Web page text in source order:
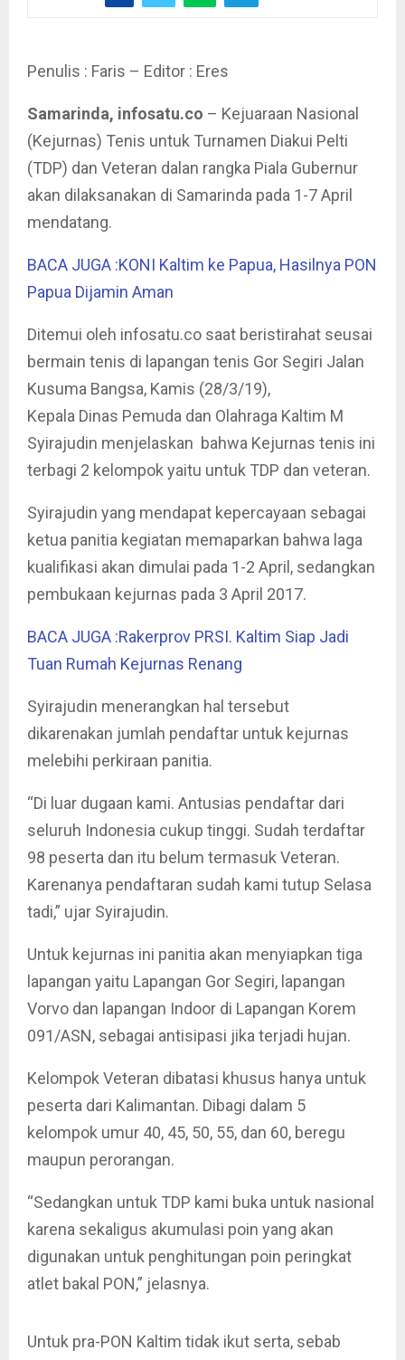
Penulis : Faris – Editor : Eres
Samarinda, infosatu.co – Kejuaraan Nasional
(Kejurnas) Tenis untuk Turnamen Diakui Pelti
(TDP) dan Veteran dalan rangka Piala Gubernur
akan dilaksanakan di Samarinda pada 1-7 April
mendatang.
BACA JUGA :KONI Kaltim ke Papua, Hasilnya PON
Papua Dijamin Aman
Ditemui oleh infosatu.co saat beristirahat seusai
bermain tenis di lapangan tenis Gor Segiri Jalan
Kusuma Bangsa, Kamis (28/3/19),
Kepala Dinas Pemuda dan Olahraga Kaltim M
Syirajudin menjelaskan bahwa Kejurnas tenis ini
terbagi 2 kelompok yaitu untuk TDP dan veteran.
Syirajudin yang mendapat kepercayaan sebagai
ketua panitia kegiatan memaparkan bahwa laga
kualifikasi akan dimulai pada 1-2 April, sedangkan
pembukaan kejurnas pada 3 April 2017.
BACA JUGA :Rakerprov PRSI. Kaltim Siap Jadi
Tuan Rumah Kejurnas Renang
Syirajudin menerangkan hal tersebut
dikarenakan jumlah pendaftar untuk kejurnas
melebihi perkiraan panitia.
“Di luar dugaan kami. Antusias pendaftar dari
seluruh Indonesia cukup tinggi. Sudah terdaftar
98 peserta dan itu belum termasuk Veteran.
Karenanya pendaftaran sudah kami tutup Selasa
tadi,” ujar Syirajudin.
Untuk kejurnas ini panitia akan menyiapkan tiga
lapangan yaitu Lapangan Gor Segiri, lapangan
Vorvo dan lapangan Indoor di Lapangan Korem
091/ASN, sebagai antisipasi jika terjadi hujan.
Kelompok Veteran dibatasi khusus hanya untuk
peserta dari Kalimantan. Dibagi dalam 5
kelompok umur 40, 45, 50, 55, dan 60, beregu
maupun perorangan.
“Sedangkan untuk TDP kami buka untuk nasional
karena sekaligus akumulasi poin yang akan
digunakan untuk penghitungan poin peringkat
atlet bakal PON,” jelasnya.
Untuk pra-PON Kaltim tidak ikut serta, sebab